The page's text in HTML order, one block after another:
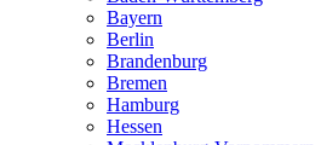
Bayern
Berlin
Brandenburg
Bremen
Hamburg
Hessen